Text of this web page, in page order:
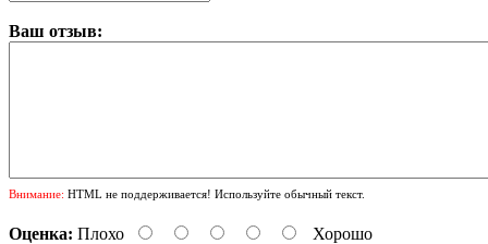
Ваш отзыв:
Внимание: HTML не поддерживается! Используйте обычный текст.
Оценка: Плохо Хорошо